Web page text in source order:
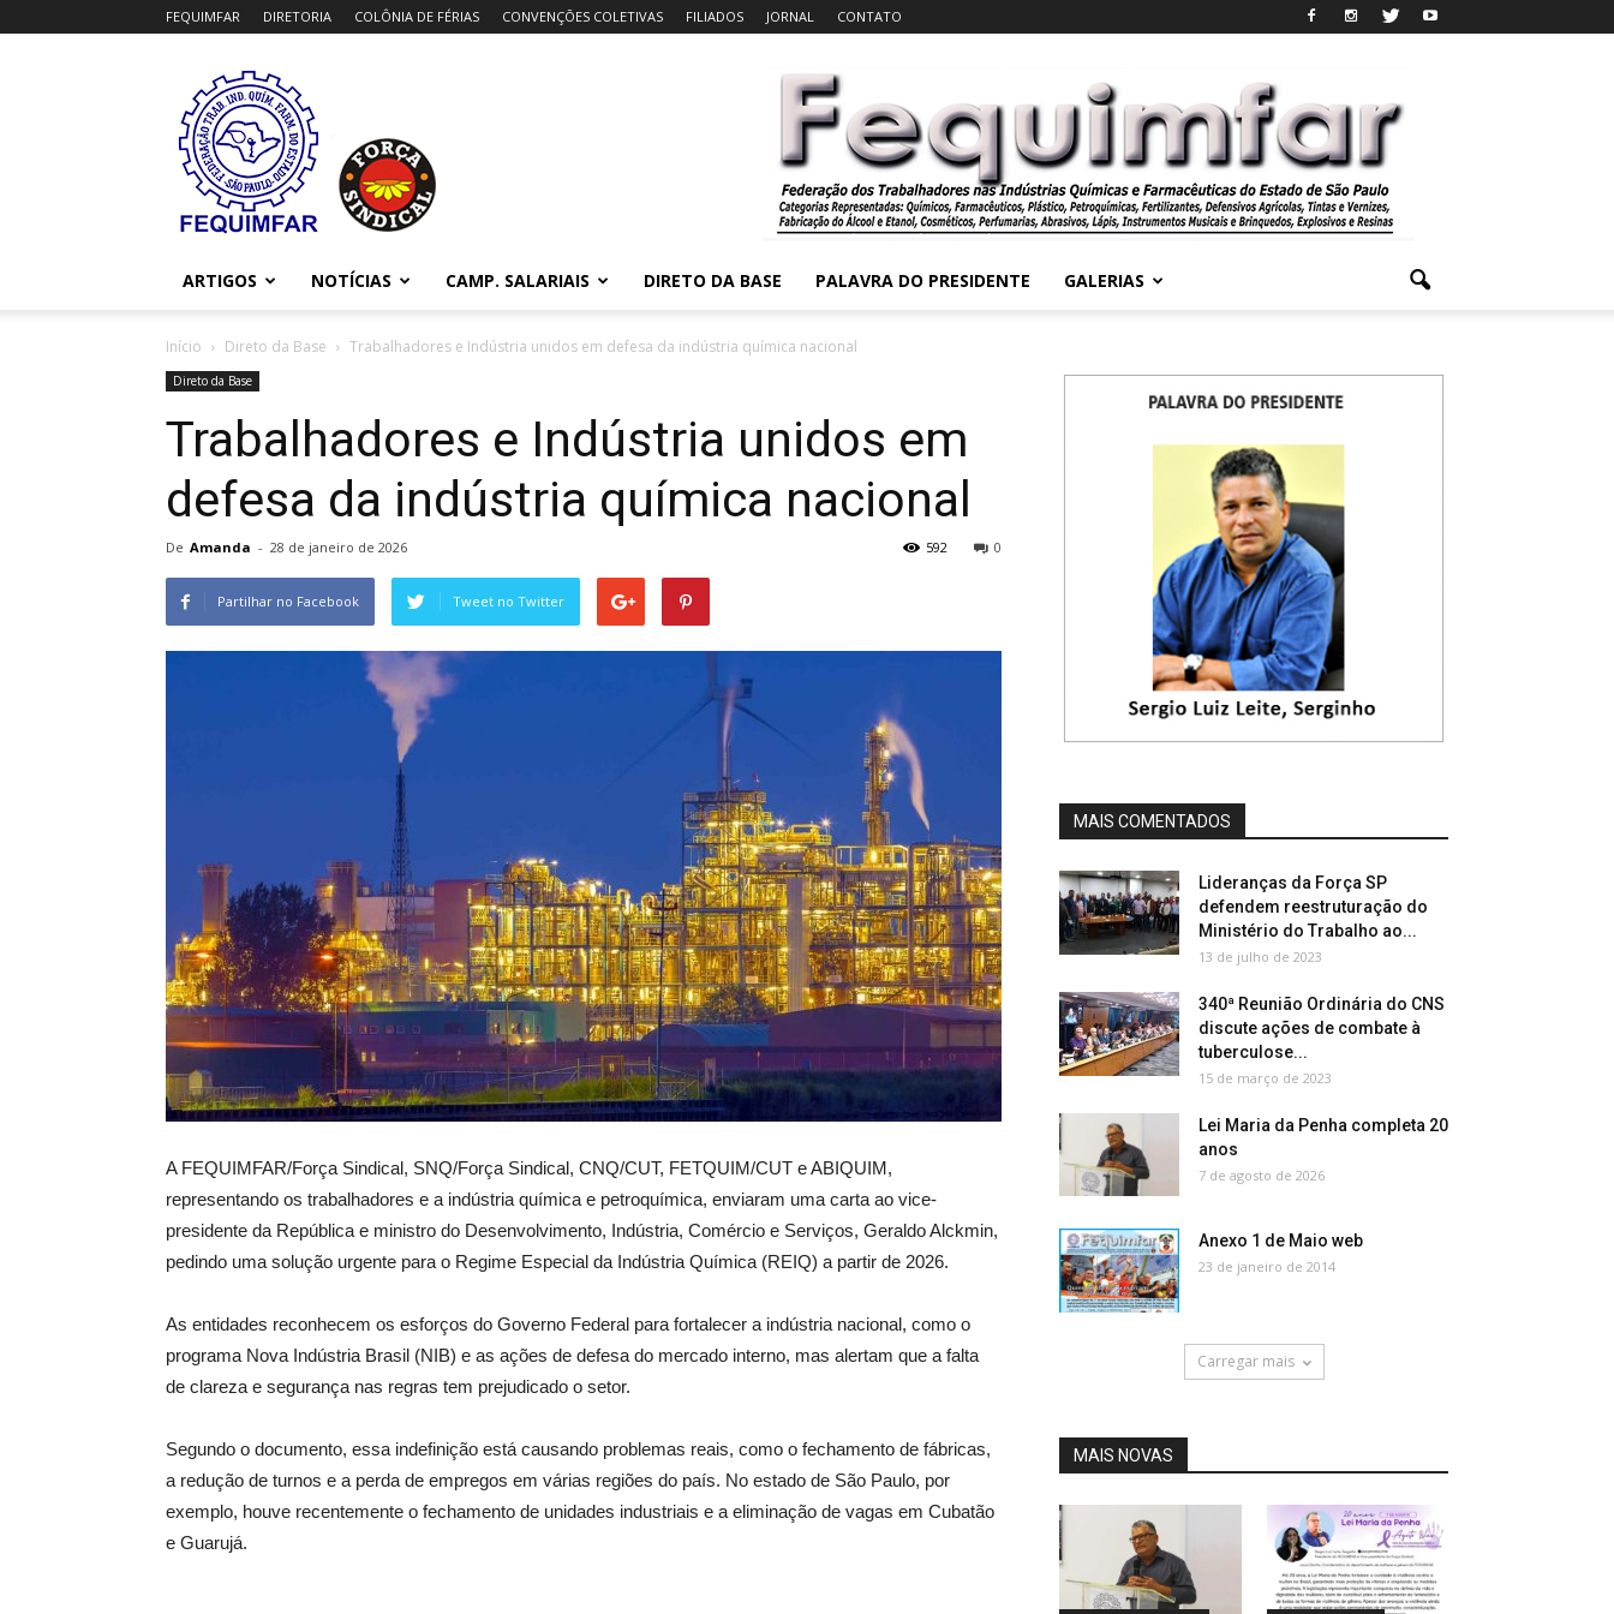
FEQUIMFAR DIRETORIA COLÔNIA DE FÉRIAS CONVENÇÕES COLETIVAS FILIADOS JORNAL CONTATO
ARTIGOS NOTÍCIAS CAMP. SALARIAIS DIRETO DA BASE PALAVRA DO PRESIDENTE GALERIAS
Início Direto da Base Trabalhadores e Indústria unidos em defesa da indústria química nacional
Direto da Base
Trabalhadores e Indústria unidos em
defesa da indústria química nacional
De Amanda - 28 de janeiro de 2026 0
592
Partilhar no Facebook Tweet no Twitter
A FEQUIMFAR/Força Sindical, SNQ/Força Sindical, CNQ/CUT, FETQUIM/CUT e ABIQUIM,
representando os trabalhadores e a indústria química e petroquímica, enviaram uma carta ao vice-
presidente da República e ministro do Desenvolvimento, Indústria, Comércio e Serviços, Geraldo Alckmin,
pedindo uma solução urgente para o Regime Especial da Indústria Química (REIQ) a partir de 2026.
As entidades reconhecem os esforços do Governo Federal para fortalecer a indústria nacional, como o
programa Nova Indústria Brasil (NIB) e as ações de defesa do mercado interno, mas alertam que a falta
de clareza e segurança nas regras tem prejudicado o setor.
Segundo o documento, essa indefinição está causando problemas reais, como o fechamento de fábricas,
a redução de turnos e a perda de empregos em várias regiões do país. No estado de São Paulo, por
exemplo, houve recentemente o fechamento de unidades industriais e a eliminação de vagas em Cubatão
e Guarujá.
MAIS COMENTADOS
Lideranças da Força SP
defendem reestruturação do
Ministério do Trabalho ao...
13 de julho de 2023
340ª Reunião Ordinária do CNS
discute ações de combate à
tuberculose...
15 de março de 2023
Lei Maria da Penha completa 20
anos
7 de agosto de 2026
Anexo 1 de Maio web
23 de janeiro de 2014
Carregar mais
MAIS NOVAS